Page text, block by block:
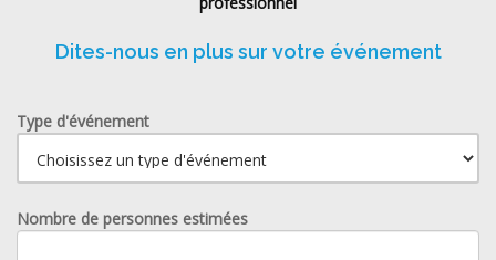
Dites-nous en plus sur votre événement
Type d'événement
Nombre de personnes estimées